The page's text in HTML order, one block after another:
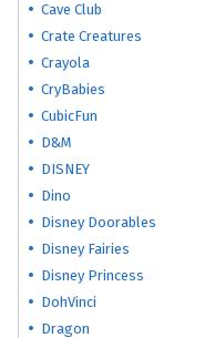
Cave Club
Crate Creatures
Crayola
CryBabies
CubicFun
D&M
DISNEY
Dino
Disney Doorables
Disney Fairies
Disney Princess
DohVinci
Dragon